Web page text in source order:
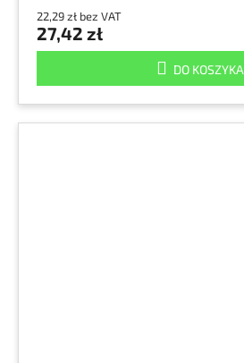
22,29 zł bez VAT
27,42 zł
DO KOSZYKA